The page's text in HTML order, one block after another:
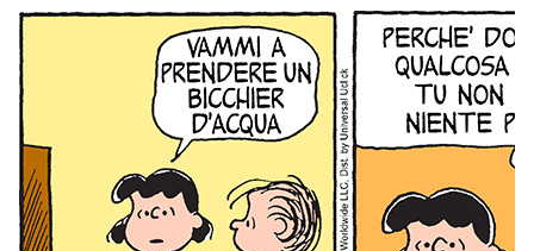
HOME
Tecnologia
Internet
Scienza
Moda
Libri
Consumismi
Storie/Idee
Ok Boomer!
Media